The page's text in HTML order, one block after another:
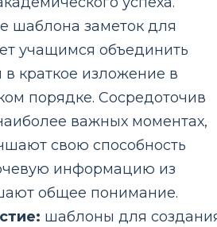
шаблона заметок для
учащимся объединить
краткое изложение в
порядке. Сосредоточив
важных моментах,
свою способность
информацию из
общее понимание.
шаблоны для